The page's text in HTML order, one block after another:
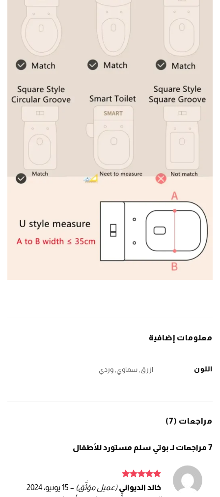
معلومات إضافية
اللون ازرق, سماوي, وردي
مراجعات (7)
7 مراجعات لـ بوتي سلم مستورد للأطفال
تم التقييم
من 5
خالد الديواني(عميل موَثَّق) – 15 يونيو، 2024